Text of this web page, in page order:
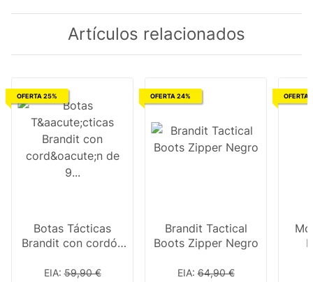
Artículos relacionados
OFERTA 25%
Botas Tácticas
Brandit con cordón
EIA:59,90 €
OFERTA 24%
Brandit Tactical
Boots Zipper Negro
EIA:64,90 €
OFERTA